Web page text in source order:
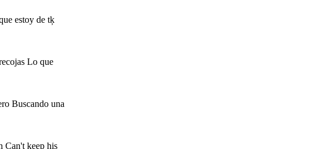
estoy de tķ
Lo que
Buscando una
Can't keep his